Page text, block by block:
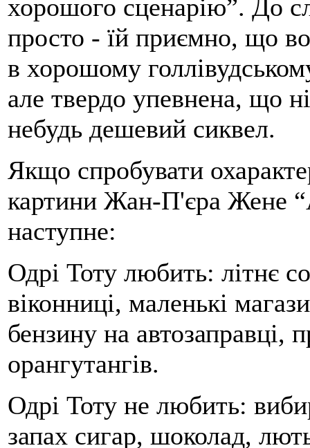
хорошого сценарію”. До
просто - їй приємно, що
в хорошому
але твердо упевнена, що
небудь дешевий сиквел.
Якщо спробувати
картини Жан-П'єра Жене
наступне:
Одрі Тоту любить: літнє
віконниці, маленькі
бензину на автозаправці,
орангутангів.
Одрі Тоту не любить:
запах сигар, шоколад,